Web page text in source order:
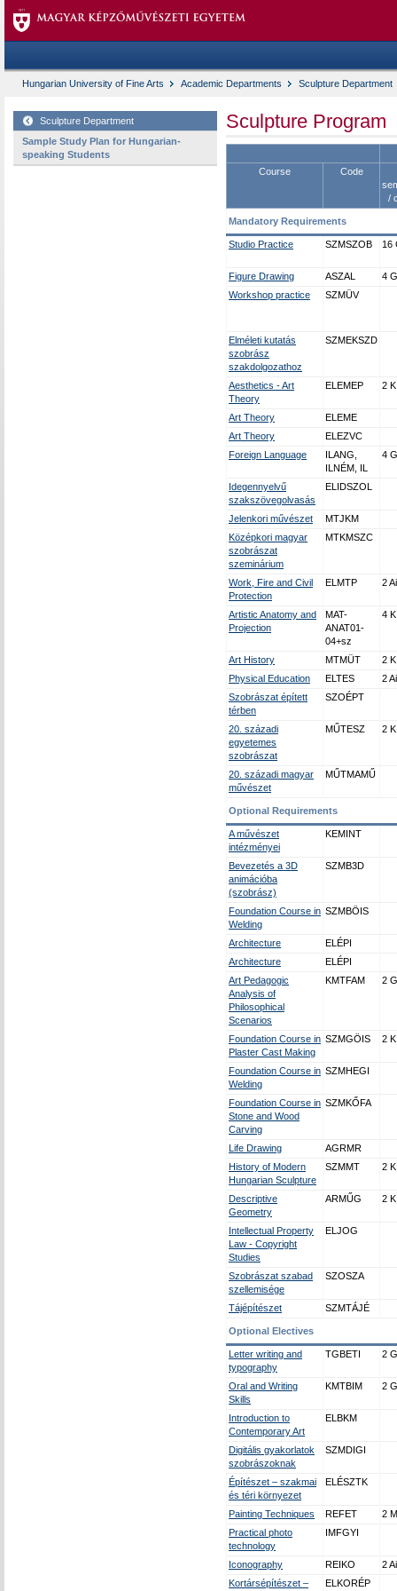
Hungarian University of Fine Arts Academic Departments Sculpture Department
Sculpture Department
Sample Study Plan for Hungarian-
speaking Students
Sculpture Program
Course
Code
/
Mandatory Requirements
Studio Practice SZMSZOB 16
Figure Drawing ASZAL
4
Workshop practice
SZMÜV
Elméleti kutatás
szobrász
szakdolgozathoz
SZMEKSZD
Aesthetics - Art
Theory
ELEMEP 2 K
Art Theory
ELEME
Art Theory
ELEZVC
Foreign Language
ILANG,
ILNÉM, IL
4
Idegennyelvű
szakszövegolvasás
ELIDSZOL
Jelenkori művészet
MTJKM
Középkori magyar
szobrászat
szeminárium
MTKMSZC
Work, Fire and Civil
Protection
ELMTP 2 Ai
Artistic Anatomy and
Projection
MAT-
ANAT01-
04+sz
4 K
Art History MTMÜT
2 K
Physical Education
ELTES
2 Ai
Szobrászat épített
térben
SZOÉPT
20. századi
egyetemes
szobrászat
MŰTESZ 2 K
20. századi magyar
művészet
MŰTMAMŰ
Optional Requirements
A művészet
intézményei
KEMINT
Bevezetés a 3D
animációba
(szobrász)
SZMB3D
Foundation Course in
Welding
SZMBÖIS
Architecture
ELÉPI
Architecture
ELÉPI
Art Pedagogic
Analysis of
Philosophical
Scenarios
KMTFAM 2
Foundation Course in
Plaster Cast Making
SZMGÖIS 2 K
Foundation Course in
Welding
SZMHEGI
Foundation Course in
Stone and Wood
Carving
SZMKŐFA
Life Drawing
AGRMR
History of Modern
Hungarian Sculpture
SZMMT 2 K
Descriptive
Geometry
ARMŰG 2 K
Intellectual Property
Law - Copyright
Studies
ELJOG
Szobrászat szabad
szellemisége
SZOSZA
Tájépítészet SZMTÁJÉ
Optional Electives
Letter writing and
typography
TGBETI 2
Oral and Writing
Skills
KMTBIM 2
Introduction to
Contemporary Art
ELBKM
Digitális gyakorlatok
szobrászoknak
SZMDIGI
Építészet – szakmai
és téri környezet
ELÉSZTK
Painting Techniques REFET
2
Practical photo
technology
IMFGYI
Iconography REIKO
2 Ai
Kortársépítészet –
ELKORÉP